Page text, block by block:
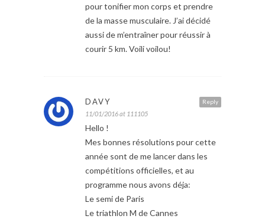
pour tonifier mon corps et prendre
de la masse musculaire. J’ai décidé
aussi de m’entraîner pour réussir à
courir 5 km. Voili voilou!
Reply
DAVY
11/01/2016 at 111105
Hello !
Mes bonnes résolutions pour cette
année sont de me lancer dans les
compétitions officielles, et au
programme nous avons déja:
Le semi de Paris
Le triathlon M de Cannes